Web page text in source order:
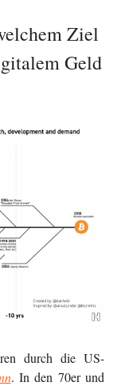
Ziel
Geld
durch die US-
. In den 70er und